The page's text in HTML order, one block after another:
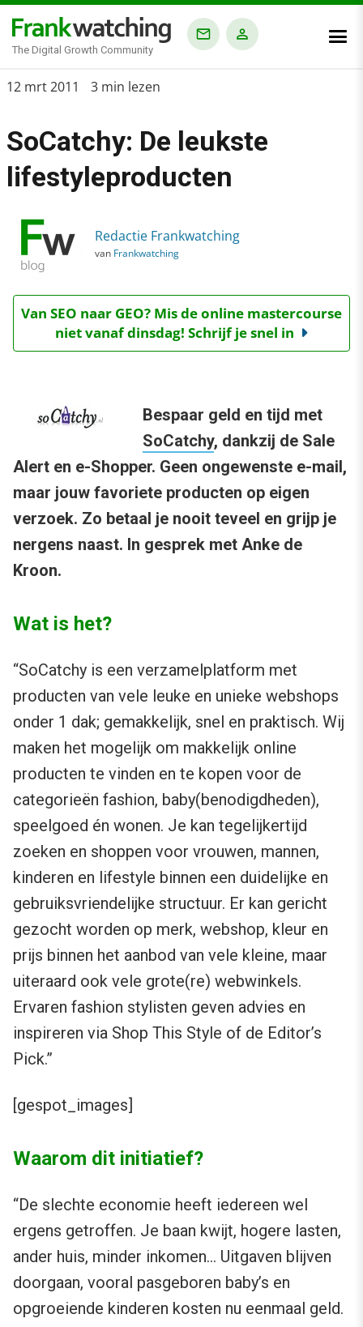
The Digital Growth Community
Home
Blog
›
SoCatchy: De leukste lifestyleproducten
12 mrt 2011 3 min lezen
SoCatchy: De leukste
lifestyleproducten
Redactie Frankwatching
van Frankwatching
Van SEO naar GEO? Mis de online mastercourse
niet vanaf dinsdag! Schrijf je snel in
Bespaar geld en tijd met
SoCatchy, dankzij de Sale
Alert en e-Shopper. Geen ongewenste e-mail,
maar jouw favoriete producten op eigen
verzoek. Zo betaal je nooit teveel en grijp je
nergens naast. In gesprek met Anke de
Kroon.
Wat is het?
“SoCatchy is een verzamelplatform met
producten van vele leuke en unieke webshops
onder 1 dak; gemakkelijk, snel en praktisch. Wij
maken het mogelijk om makkelijk online
producten te vinden en te kopen voor de
categorieën fashion, baby(benodigdheden),
speelgoed én wonen. Je kan tegelijkertijd
zoeken en shoppen voor vrouwen, mannen,
kinderen en lifestyle binnen een duidelijke en
gebruiksvriendelijke structuur. Er kan gericht
gezocht worden op merk, webshop, kleur en
prijs binnen het aanbod van vele kleine, maar
uiteraard ook vele grote(re) webwinkels.
Ervaren fashion stylisten geven advies en
inspireren via Shop This Style of de Editor’s
Pick.”
[gespot_images]
Waarom dit initiatief?
“De slechte economie heeft iedereen wel
ergens getroffen. Je baan kwijt, hogere lasten,
ander huis, minder inkomen… Uitgaven blijven
doorgaan, vooral pasgeboren baby’s en
opgroeiende kinderen kosten nu eenmaal geld.